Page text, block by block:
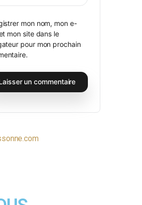
mon nom, mon e-
mon site dans le
pour mon prochain